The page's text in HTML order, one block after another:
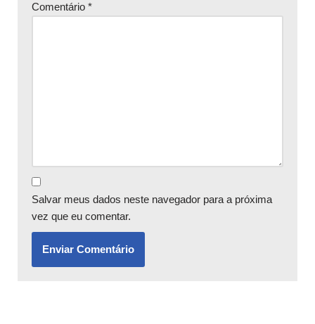
Comentário *
Salvar meus dados neste navegador para a próxima
vez que eu comentar.